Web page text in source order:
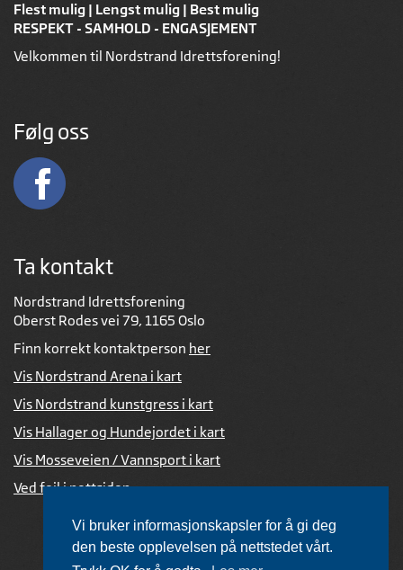
Vi bruker informasjonskapsler for å gi deg
den beste opplevelsen på nettstedet vårt.
Flest mulig | Lengst mulig | Best mulig
RESPEKT - SAMHOLD - ENGASJEMENT
Velkommen til Nordstrand Idrettsforening!
Følg oss
Ta kontakt
Nordstrand Idrettsforening
Oberst Rodes vei 79, 1165 Oslo
Finn korrekt kontaktperson her
Vis Nordstrand Arena i kart
Vis Nordstrand kunstgress i kart
Vis Hallager og Hundejordet i kart
Vis Mosseveien / Vannsport i kart
Ved feil i nettsiden